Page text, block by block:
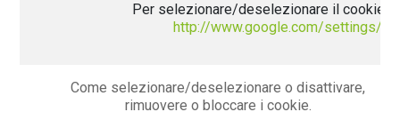
Per selezionare/deselezionare il cookie
http://www.google.com/settings/
Come selezionare/deselezionare o disattivare,
rimuovere o bloccare i cookie.